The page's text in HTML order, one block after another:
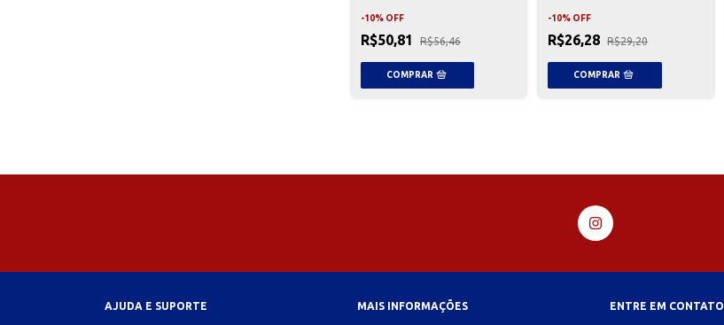
-10% OFF
R$50,81 R$56,46
-10% OFF
R$26,28 R$29,20
AJUDA E SUPORTE MAIS INFORMAÇÕES ENTRE EM CONTATO